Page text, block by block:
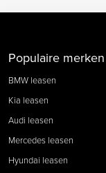
Populaire merken
BMW leasen
Kia leasen
Audi leasen
Mercedes leasen
Hyundai leasen